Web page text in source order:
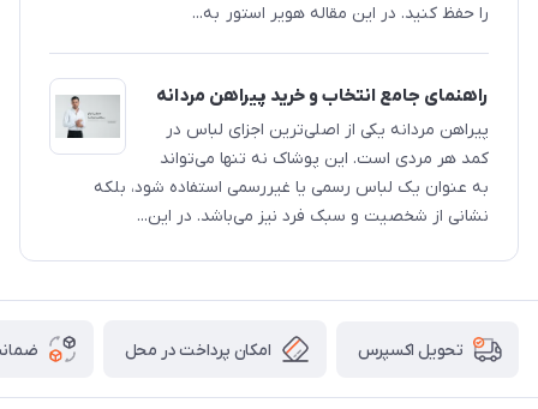
را حفظ کنید. در این مقاله هویر استور به...
راهنمای جامع انتخاب و خرید پیراهن مردانه
پیراهن مردانه یکی از اصلی‌ترین اجزای لباس در
کمد هر مردی است. این پوشاک نه تنها می‌تواند
به عنوان یک لباس رسمی یا غیررسمی استفاده شود، بلکه
نشانی از شخصیت و سبک فرد نیز می‌باشد. در این...
تحویل اکسپرس امکان پرداخت در محل